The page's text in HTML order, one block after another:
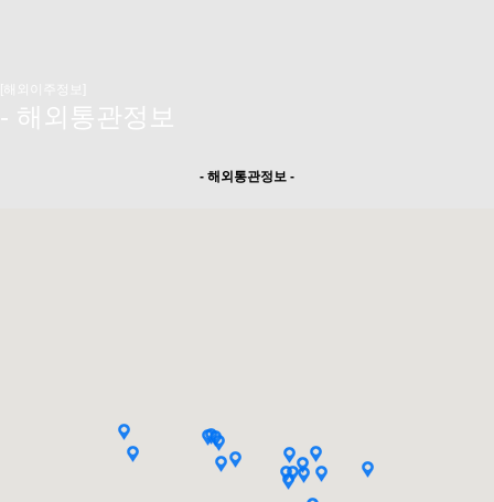
- 해외통관정보
- 해외통관정보 -